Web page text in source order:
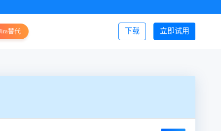
立即试用
下载
替代 登录/注册